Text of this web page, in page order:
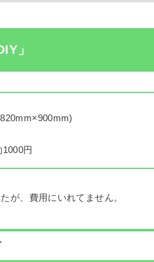
」
円
が、費用にいれてません。